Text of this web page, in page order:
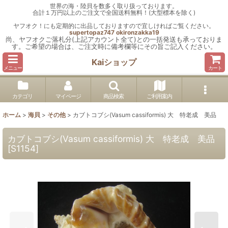
世界の海・陸貝を数多く取り扱っております。
合計１万円以上のご注文で全国送料無料！(大型標本を除く)
ヤフオク！にも定期的に出品しておりますので宜しければご覧ください。
supertopaz747 okironzakka19
尚、ヤフオクご落札分(上記アカウント全て)との一括発送も承っておりま
す。ご希望の場合は、ご注文時に備考欄等にその旨ご記入ください。
メニュー
Kaiショップ
カート
カテゴリ マイページ 商品検索 ご利用案内
ホーム > 海貝 > その他 > カブトコブシ(Vasum cassiformis) 大 特老成 美品
カブトコブシ(Vasum cassiformis) 大 特老成 美品
[S1154]